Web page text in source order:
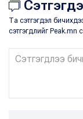
Та сэтгэгдэл
сэтгэгдлийг Peak.mn